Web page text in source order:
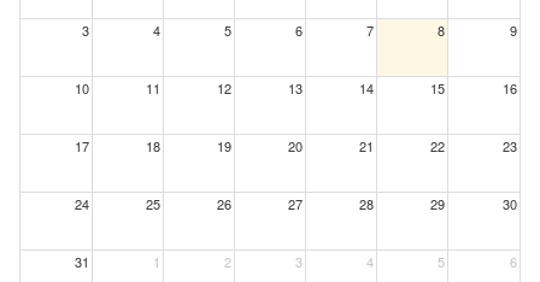
3 4 5 6 7 8 9
10 11 12 13 14 15 16
17 18 19 20 21 22 23
24 25 26 27 28 29 30
31 1 2 3 4 5 6